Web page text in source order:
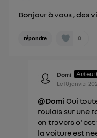
Bonjour à vous , des
répondre 0
Domi
Le10 janvier
@Domi Oui
roulais sur une
en travers
la voiture est
Pour plus